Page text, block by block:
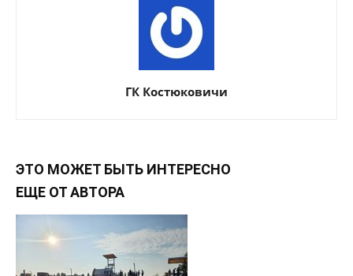
ГК Костюковичи
ЭТО МОЖЕТ БЫТЬ ИНТЕРЕСНО
ЕЩЕ ОТ АВТОРА